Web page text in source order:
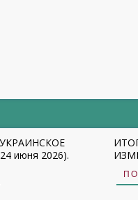
июня 2026).